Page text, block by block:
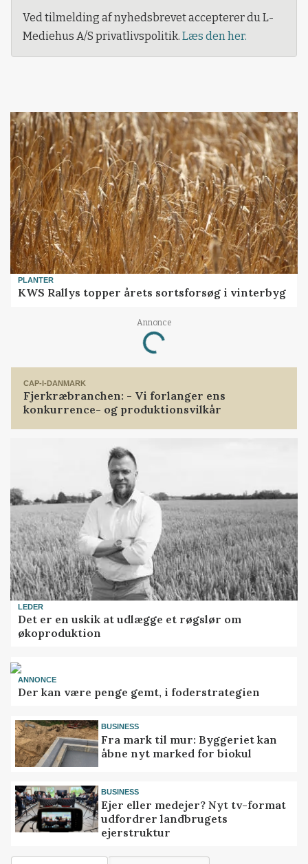
Ved tilmelding af nyhedsbrevet accepterer du L-
Mediehus A/S privatlivspolitik. Læs den her.
PLANTER
KWS Rallys topper årets sortsforsøg i vinterbyg
Annonce
Loading...
CAP-I-DANMARK
Fjerkræbranchen: - Vi forlanger ens
konkurrence- og produktionsvilkår
LEDER
Det er en uskik at udlægge et røgslør om
økoproduktion
ANNONCE
Der kan være penge gemt, i foderstrategien
BUSINESS
Fra mark til mur: Byggeriet kan
åbne nyt marked for biokul
BUSINESS
Ejer eller medejer? Nyt tv-format
udfordrer landbrugets
ejerstruktur